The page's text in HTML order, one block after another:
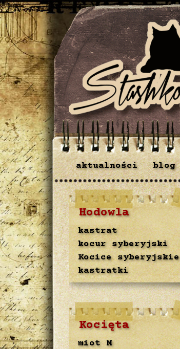
aktualności blog
Hodowla
kastrat
kocur syberyjski
Kocice syberyjskie
kastratki
Kocięta
miot M